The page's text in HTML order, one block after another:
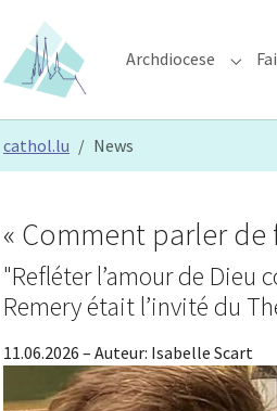
Archdiocese
cathol.lu News
« Comment parler de
"Refléter l’amour de Dieu
Remery était l’invité du
11.06.2026 – Auteur: Isabelle Scart